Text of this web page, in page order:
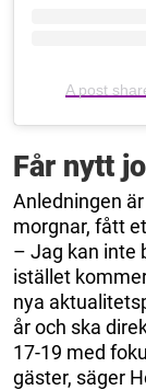
A post
Får nytt
Anledningen
morgnar, fått
– Jag kan inte
istället
nya
år och ska
17-19 med
gäster, säger